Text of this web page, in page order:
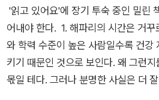
를 이후에 발견할 수 있을 뿐이다.. 18
랑스나 19세기 중후반의 러시아 혹은
지만 사상은 그 위험함 때문에 혁명
서 가장 극렬하게 탄압을 받았다..과
떤 사회가 더 나은 사회일까.. 물론 그
'읽고 있어요'에 장기 투숙 중인 밀린
어내야 한다. ​​ 1. 해파리의 시간은 거
와 학력 수준이 높은 사람일수록 건강
키기 때문인 것으로 보인다. 왜 그런
몫일 테다. 그러나 분명한 사실은 더